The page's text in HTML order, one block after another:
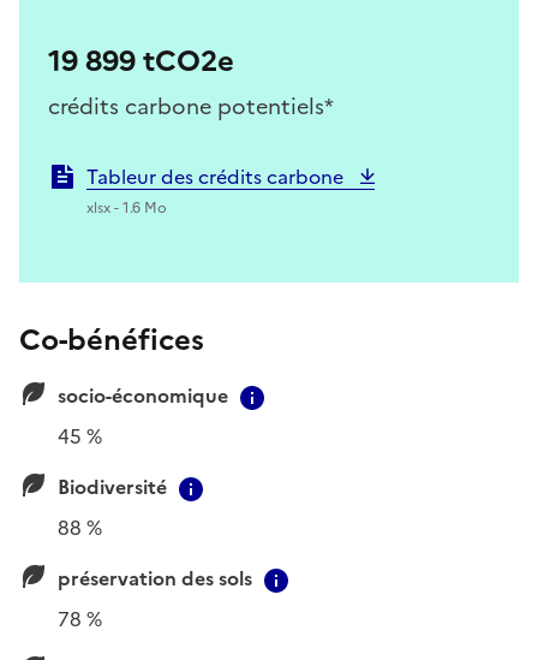
19 899 tCO2e
crédits carbone potentiels*
Tableur des crédits carbone
xlsx - 1.6 Mo
Co-bénéfices
socio-économique
45 %
Biodiversité
88 %
préservation des sols
78 %